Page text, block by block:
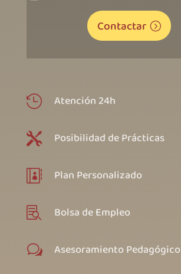
Contactar
 Atención 24h
 Posibilidad de Prácticas
 Plan Personalizado
 Bolsa de Empleo
w Asesoramiento Pedagógico